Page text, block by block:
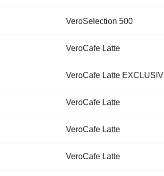
BSHG616532
00618526
BSHG00618526
BSHG618526
VeroSelection 500
VeroCafe Latte
VeroCafe Latte EXCLUSIV
VeroCafe Latte
VeroCafe Latte
VeroCafe Latte